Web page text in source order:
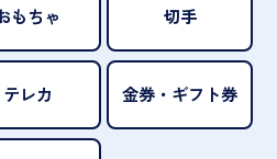
もちゃ 切手
テレカ 金券・ギフト券